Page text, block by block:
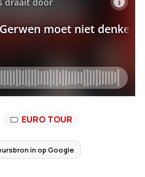
EURO TOUR
in op Google